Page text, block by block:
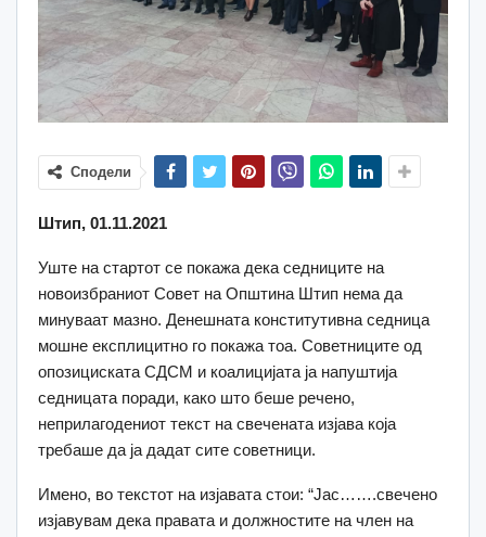
Сподели
Штип, 01.11.2021
Уште на стартот се покажа дека седниците на
новоизбраниот Совет на Општина Штип нема да
минуваат мазно. Денешната конститутивна седница
мошне експлицитно го покажа тоа. Советниците од
опозициската СДСМ и коалицијата ја напуштија
седницата поради, како што беше речено,
неприлагодениот текст на свечената изјава која
требаше да ја дадат сите советници.
Имено, во текстот на изјавата стои: “Јас…….свечено
изјавувам дека правата и должностите на член на